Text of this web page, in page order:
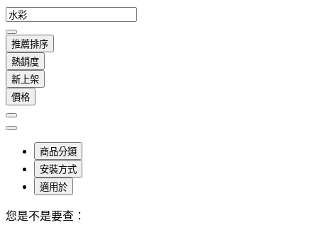
推薦排序
熱銷度
新上架
價格
商品分類
安裝方式
適用於
您是不是要查：